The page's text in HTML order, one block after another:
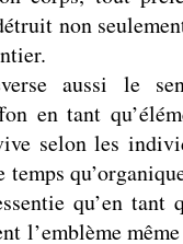
non
aussi le
en tant
selon les
qu’en tant
l’emblème